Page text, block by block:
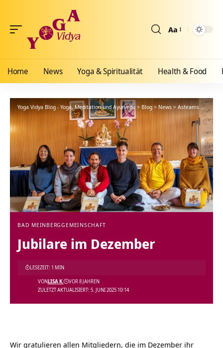
Aa
Home News Yoga & Spiritualität Health & Food
Yoga Vidya Blog - Yoga, Meditation und Ayurveda>Blog>News>Ashrams> Bad
BAD MEINBERGGEMEINSCHAFT
Jubilare im Dezember
ZULETZT AKTUALISIERT: 5. JUNI 2025 10:14
VONLISA K. VOR 8 JAHREN
LESEZEIT: 1 MIN
Wir gratulieren allen Mitgliedern, die im Dezember ihr